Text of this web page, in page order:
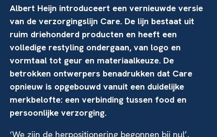
Albert Heijn introduceert een vernieuwde versie
van de verzorgingslijn Care. De lijn bestaat uit
ruim driehonderd producten en heeft een
volledige restyling ondergaan, van logo en
vormtaal tot geur en materiaalkeuze. De
betrokken ontwerpers benadrukken dat Care
opnieuw is opgebouwd vanuit een duidelijke
merkbelofte: een verbinding tussen food en
persoonlijke verzorging.
‘We zijn de herpositionering begonnen bij nul’,